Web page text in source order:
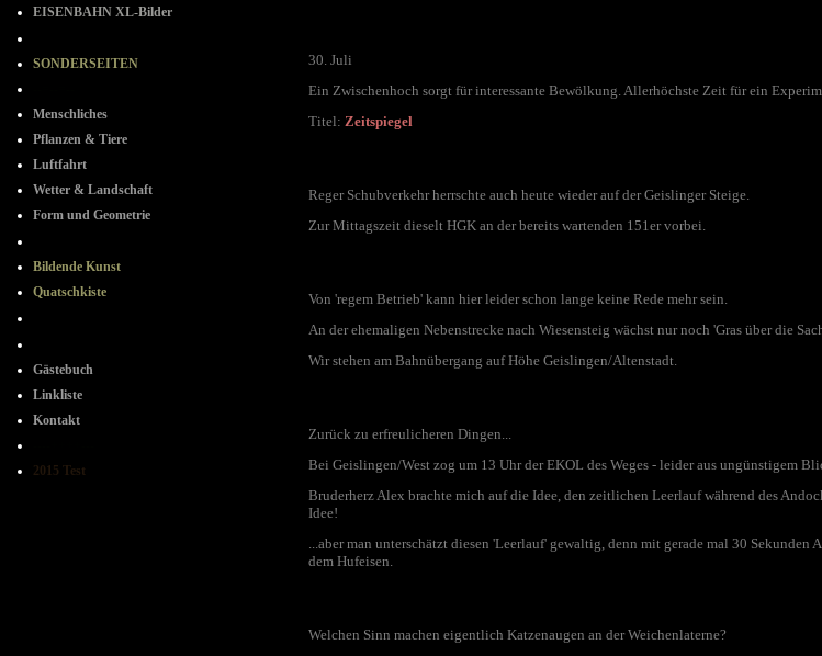
EISENBAHN XL-Bilder
SONDERSEITEN
Menschliches
Pflanzen & Tiere
Luftfahrt
Wetter & Landschaft
Form und Geometrie
Bildende Kunst
Quatschkiste
Gästebuch
Linkliste
Kontakt
2015 Test
30. Juli
Ein Zwischenhoch sorgt für interessante Bewölkung. Allerhöchste Zeit für ein
Titel: Zeitspiegel
Reger Schubverkehr herrschte auch heute wieder auf der Geislinger Steige.
Zur Mittagszeit dieselt HGK an der bereits wartenden 151er vorbei.
Von 'regem Betrieb' kann hier leider schon lange keine Rede mehr sein.
An der ehemaligen Nebenstrecke nach Wiesensteig wächst nur noch 'Gras über die
Wir stehen am Bahnübergang auf Höhe Geislingen/Altenstadt.
Zurück zu erfreulicheren Dingen...
Bei Geislingen/West zog um 13 Uhr der EKOL des Weges - leider aus ungünstigem
Bruderherz Alex brachte mich auf die Idee, den zeitlichen Leerlauf während des
Idee!
...aber man unterschätzt diesen 'Leerlauf' gewaltig, denn mit gerade mal 30 Sekunden
dem Hufeisen.
Welchen Sinn machen eigentlich Katzenaugen an der Weichenlaterne?